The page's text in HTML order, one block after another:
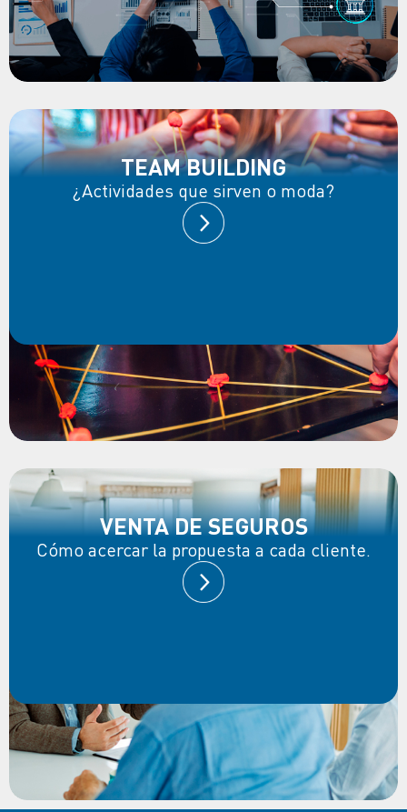
TEAM BUILDING
¿Actividades que sirven o moda?
VENTA DE SEGUROS
Cómo acercar la propuesta a cada cliente.